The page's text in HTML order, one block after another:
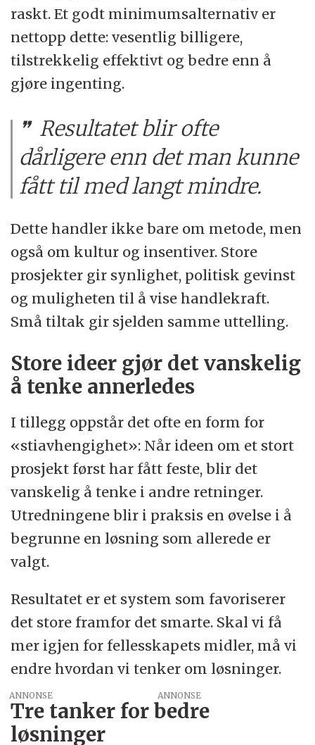
raskt. Et godt minimumsalternativ er
nettopp dette: vesentlig billigere,
tilstrekkelig effektivt og bedre enn å
gjøre ingenting.
Resultatet blir ofte
dårligere enn det man kunne
fått til med langt mindre.
Dette handler ikke bare om metode, men
også om kultur og insentiver. Store
prosjekter gir synlighet, politisk gevinst
og muligheten til å vise handlekraft.
Små tiltak gir sjelden samme uttelling.
Store ideer gjør det vanskelig
å tenke annerledes
I tillegg oppstår det ofte en form for
«stiavhengighet»: Når ideen om et stort
prosjekt først har fått feste, blir det
vanskelig å tenke i andre retninger.
Utredningene blir i praksis en øvelse i å
begrunne en løsning som allerede er
valgt.
Resultatet er et system som favoriserer
det store framfor det smarte. Skal vi få
mer igjen for fellesskapets midler, må vi
endre hvordan vi tenker om løsninger.
ANNONSE
Tre tanker for bedre
løsninger